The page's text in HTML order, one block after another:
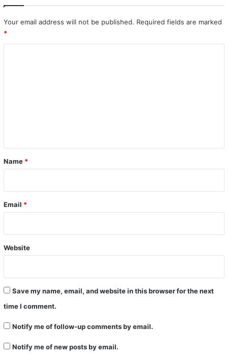
Your email address will not be published. Required fields are marked
*
*
Name *
Email *
Website
Save my name, email, and website in this browser for the next
time I comment.
Notify me of follow-up comments by email.
Notify me of new posts by email.